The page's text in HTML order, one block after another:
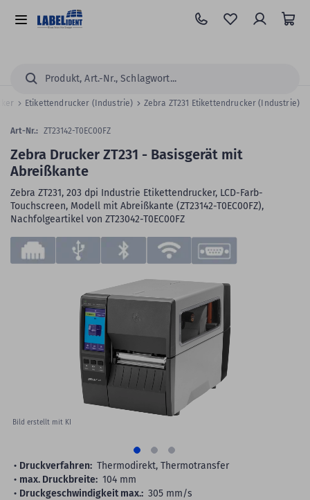
Hauptinhalt
springen
Alle
Suchen...
Etikettendrucker (Industrie) Zebra ZT231 Etikettendrucker (Industrie)
Zum
Ende
der
Bild erstellt mit KI
Skip
Zebra Drucker ZT231 - Basisgerät mit
Abreißkante
Zebra ZT231, 203 dpi Industrie Etikettendrucker, LCD-Farb-
Touchscreen, Modell mit Abreißkante (ZT23142-T0EC00FZ),
Nachfolgeartikel von ZT23042-T0EC00FZ
Art-Nr.: ZT23142-T0EC00FZ
Druckverfahren: Thermodirekt, Thermotransfer
max. Druckbreite: 104 mm
Druckgeschwindigkeit max.: 305 mm/s